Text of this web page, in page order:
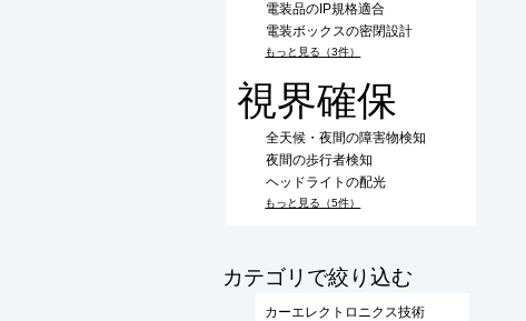
電装品のIP規格適合
電装ボックスの密閉設計
もっと見る（3件）
視界確保
全天候・夜間の障害物検知
夜間の歩行者検知
ヘッドライトの配光
もっと見る（5件）
​カテゴリで絞り込む
カーエレクトロニクス技術